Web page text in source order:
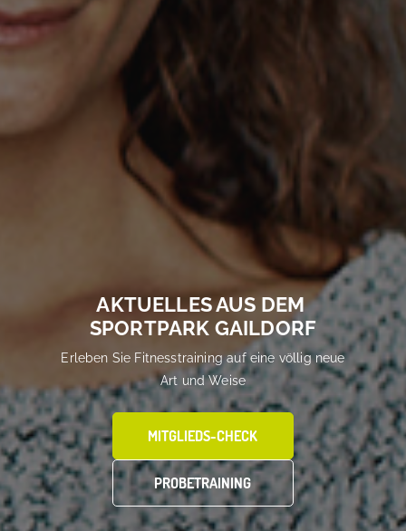
AKTUELLES AUS DEM
SPORTPARK GAILDORF
Erleben Sie Fitnesstraining auf eine völlig neue
Art und Weise
MITGLIEDS-CHECK
PROBETRAINING